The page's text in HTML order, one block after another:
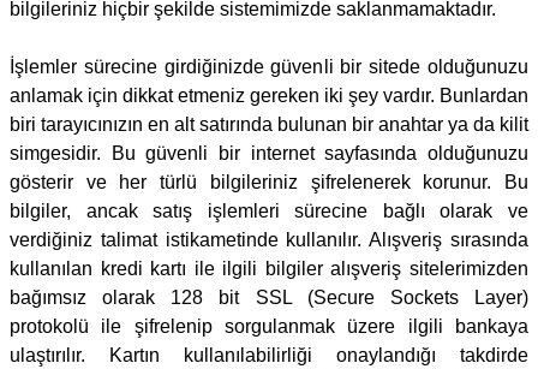
bilgileriniz hiçbir şekilde sistemimizde saklanmamaktadır.
İşlemler sürecine girdiğinizde güvenli bir sitede olduğunuzu
anlamak için dikkat etmeniz gereken iki şey vardır. Bunlardan
biri tarayıcınızın en alt satırında bulunan bir anahtar ya da kilit
simgesidir. Bu güvenli bir internet sayfasında olduğunuzu
gösterir ve her türlü bilgileriniz şifrelenerek korunur. Bu
bilgiler, ancak satış işlemleri sürecine bağlı olarak ve
verdiğiniz talimat istikametinde kullanılır. Alışveriş sırasında
kullanılan kredi kartı ile ilgili bilgiler alışveriş sitelerimizden
bağımsız olarak 128 bit SSL (Secure Sockets Layer)
protokolü ile şifrelenip sorgulanmak üzere ilgili bankaya
ulaştırılır. Kartın kullanılabilirliği onaylandığı takdirde